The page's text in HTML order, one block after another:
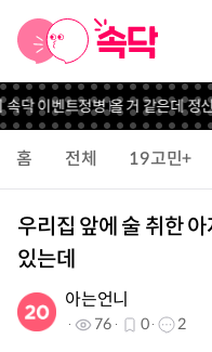
닥 이벤트정병 올 거 같은데 정
홈 전체 19고민+
우리집 앞에 술 취한
있는데
아는언니
76 0 2